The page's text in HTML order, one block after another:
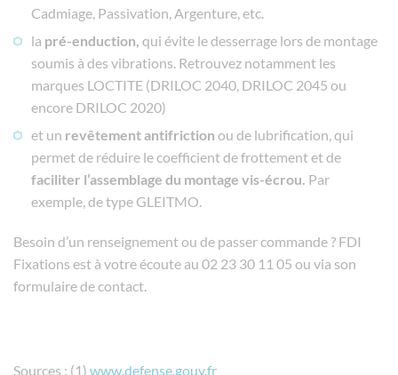
Cadmiage, Passivation, Argenture, etc.
la pré-enduction, qui évite le desserrage lors de montage
soumis à des vibrations. Retrouvez notamment les
marques LOCTITE (DRILOC 2040, DRILOC 2045 ou
encore DRILOC 2020)
et un revêtement antifriction ou de lubrification, qui
permet de réduire le coefficient de frottement et de
faciliter l’assemblage du montage vis-écrou. Par
exemple, de type GLEITMO.
Besoin d’un renseignement ou de passer commande ? FDI
Fixations est à votre écoute au 02 23 30 11 05 ou via son
formulaire de contact.
Sources : (1) www.defense.gouv.fr